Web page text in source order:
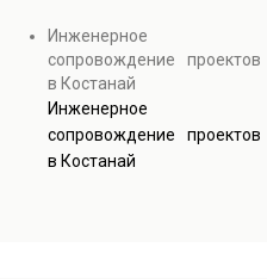
Инженерное
сопровождение проектов
в Костанай
Инженерное
сопровождение проектов
в Костанай